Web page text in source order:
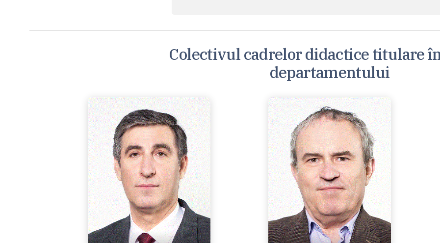
Colectivul cadrelor didactice titulare
departamentului